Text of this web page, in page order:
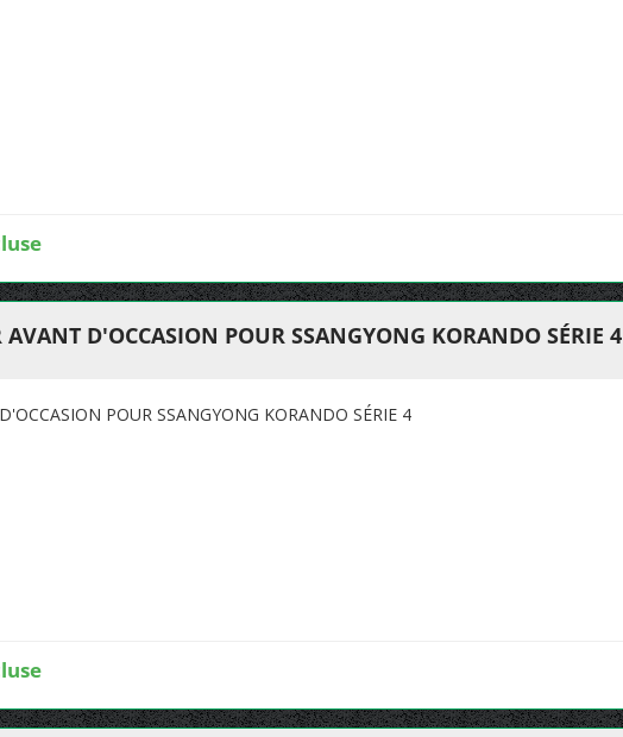
AVANT D'OCCASION POUR SSANGYONG KORANDO SÉRIE 4
POUR SSANGYONG KORANDO SÉRIE 4